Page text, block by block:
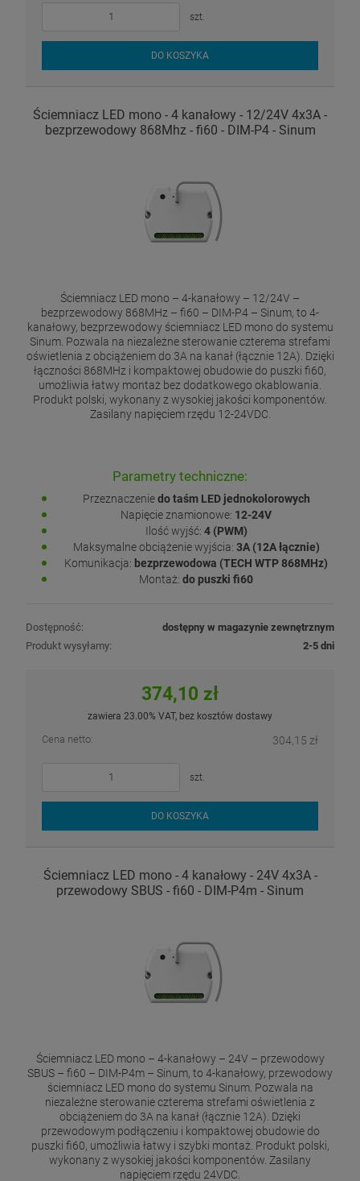
szt.
DO KOSZYKA
Ściemniacz LED mono - 4 kanałowy - 12/24V 4x3A -
bezprzewodowy 868Mhz - fi60 - DIM-P4 - Sinum
Ściemniacz LED mono – 4-kanałowy – 12/24V –
bezprzewodowy 868MHz – fi60 – DIM-P4 – Sinum, to 4-
kanałowy, bezprzewodowy ściemniacz LED mono do systemu
Sinum. Pozwala na niezależne sterowanie czterema strefami
oświetlenia z obciążeniem do 3A na kanał (łącznie 12A). Dzięki
łączności 868MHz i kompaktowej obudowie do puszki fi60,
umożliwia łatwy montaż bez dodatkowego okablowania.
Produkt polski, wykonany z wysokiej jakości komponentów.
Zasilany napięciem rzędu 12-24VDC.
Parametry techniczne:
Przeznaczeniedo taśm LED jednokolorowych
Napięcie znamionowe: 12-24V
Ilość wyjść: 4 (PWM)
Maksymalne obciążenie wyjścia: 3A (12A łącznie)
Komunikacja: bezprzewodowa (TECH WTP 868MHz)
Montaż: do puszki fi60
Dostępność:
dostępny w magazynie zewnętrznym
Produkt wysyłamy:
2-5 dni
374,10 zł
zawiera 23.00% VAT, bez kosztów dostawy
Cena netto: 304,15 zł
szt.
DO KOSZYKA
Ściemniacz LED mono - 4 kanałowy - 24V 4x3A -
przewodowy SBUS - fi60 - DIM-P4m - Sinum
Ściemniacz LED mono – 4-kanałowy – 24V – przewodowy
SBUS – fi60 – DIM-P4m – Sinum, to 4-kanałowy, przewodowy
ściemniacz LED mono do systemu Sinum. Pozwala na
niezależne sterowanie czterema strefami oświetlenia z
obciążeniem do 3A na kanał (łącznie 12A). Dzięki
przewodowym podłączeniu i kompaktowej obudowie do
puszki fi60, umożliwia łatwy i szybki montaż. Produkt polski,
wykonany z wysokiej jakości komponentów. Zasilany
napięciem rzędu 24VDC.